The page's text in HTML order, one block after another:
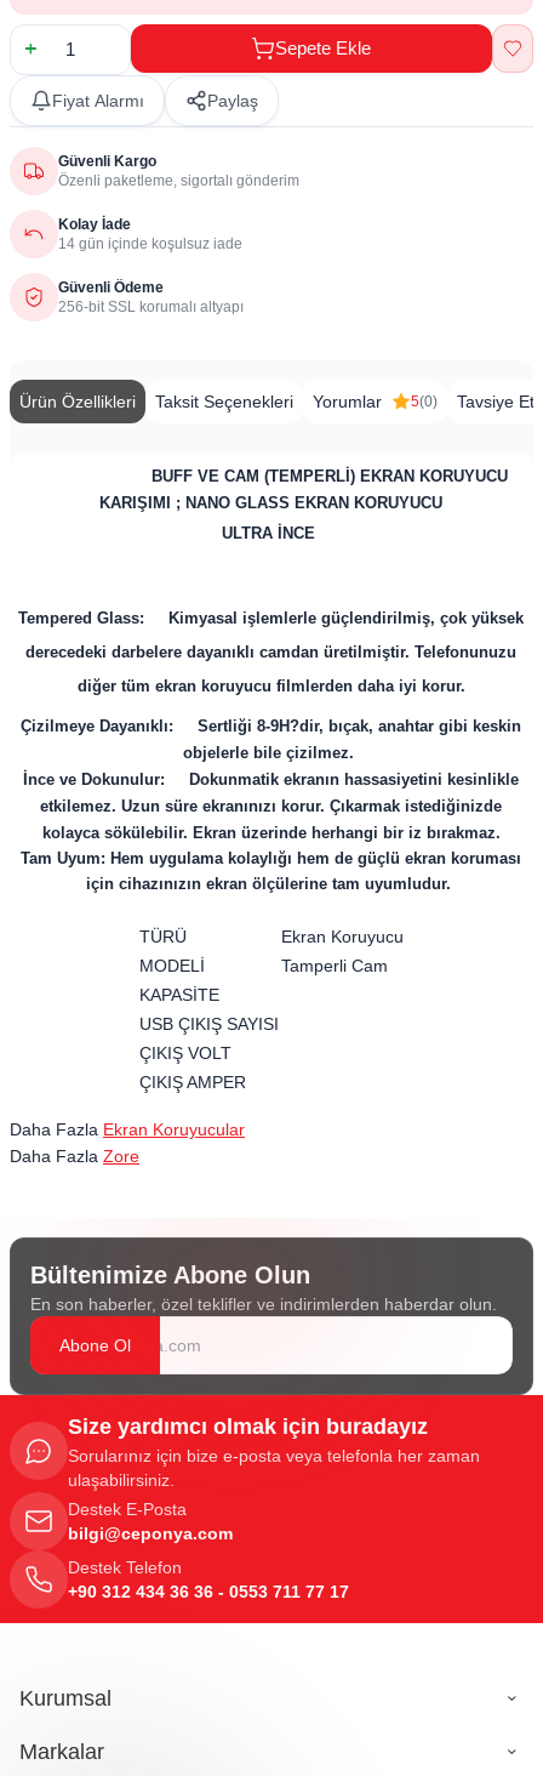
Sepete Ekle
Fiyat Alarmı Paylaş
Güvenli Kargo
Özenli paketleme, sigortalı gönderim
Kolay İade
14 gün içinde koşulsuz iade
Güvenli Ödeme
256-bit SSL korumalı altyapı
Ürün Özellikleri Taksit Seçenekleri Yorumlar 5(0) Tavsiye Et
BUFF VE CAM (TEMPERLİ) EKRAN KORUYUCU
KARIŞIMI ; NANO GLASS EKRAN KORUYUCU
ULTRA İNCE
Tempered Glass: Kimyasal işlemlerle güçlendirilmiş, çok yüksek
derecedeki darbelere dayanıklı camdan üretilmiştir. Telefonunuzu
diğer tüm ekran koruyucu filmlerden daha iyi korur.
Çizilmeye Dayanıklı: Sertliği 8-9H?dir, bıçak, anahtar gibi keskin
objelerle bile çizilmez.
İnce ve Dokunulur: Dokunmatik ekranın hassasiyetini kesinlikle
etkilemez. Uzun süre ekranınızı korur. Çıkarmak istediğinizde
kolayca sökülebilir. Ekran üzerinde herhangi bir iz bırakmaz.
Tam Uyum: Hem uygulama kolaylığı hem de güçlü ekran koruması
için cihazınızın ekran ölçülerine tam uyumludur.
TÜRÜ
Ekran Koruyucu
MODELİ
Tamperli Cam
KAPASİTE
USB ÇIKIŞ SAYISI
ÇIKIŞ VOLT
ÇIKIŞ AMPER
Daha Fazla Ekran Koruyucular
Daha Fazla Zore
Bültenimize Abone Olun
En son haberler, özel teklifler ve indirimlerden haberdar olun.
Abone Ol
Size yardımcı olmak için buradayız
Sorularınız için bize e-posta veya telefonla her zaman
ulaşabilirsiniz.
Destek E-Posta
bilgi@ceponya.com
Destek Telefon
+90 312 434 36 36 - 0553 711 77 17
Kurumsal
Markalar